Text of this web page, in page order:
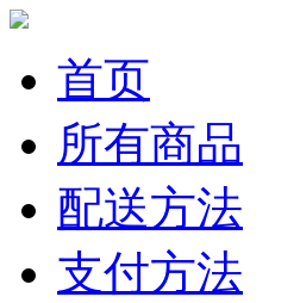
首页
所有商品
配送方法
支付方法